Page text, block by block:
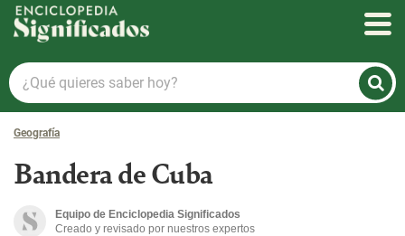
Enciclopedia Significados
¿Qué
quieres
saber
hoy?
Geografía
Bandera de Cuba
Equipo de Enciclopedia Significados
Creado y revisado por nuestros expertos